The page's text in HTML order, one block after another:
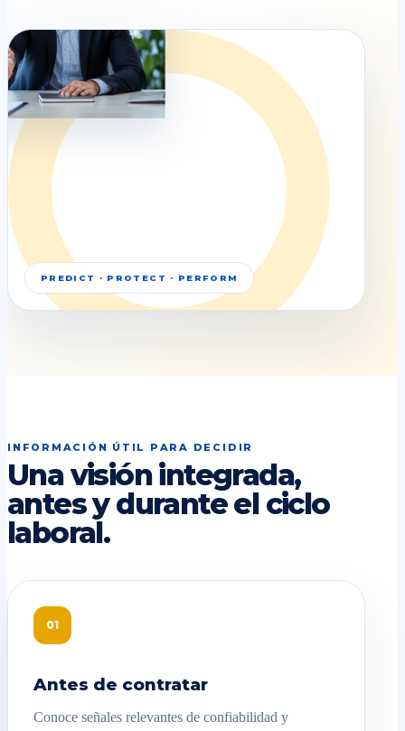
PREDICT · PROTECT · PERFORM
INFORMACIÓN ÚTIL PARA DECIDIR
Una visión integrada,
antes y durante el ciclo
laboral.
01
Antes de contratar
Conoce señales relevantes de confiabilidad y